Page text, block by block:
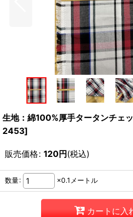
生地：綿100%厚手タータンチェッ
2453]
販売価格: 120円(税込)
数量: ×0.1メートル
カートに入